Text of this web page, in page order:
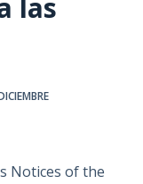
las
Notices of the